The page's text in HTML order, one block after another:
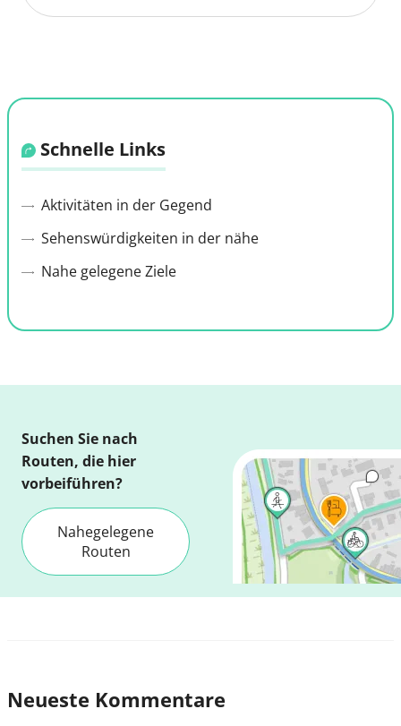
Schnelle Links
Aktivitäten in der Gegend
Sehenswürdigkeiten in der nähe
Nahe gelegene Ziele
Suchen Sie nach
Routen, die hier
vorbeiführen?
Nahegelegene
Routen
Neueste Kommentare